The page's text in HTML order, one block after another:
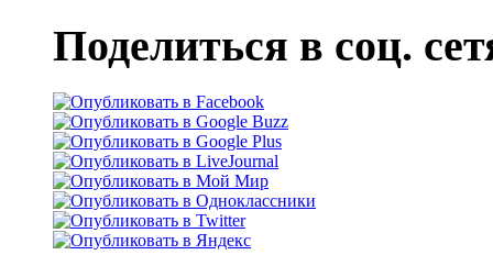
Поделиться в соц.